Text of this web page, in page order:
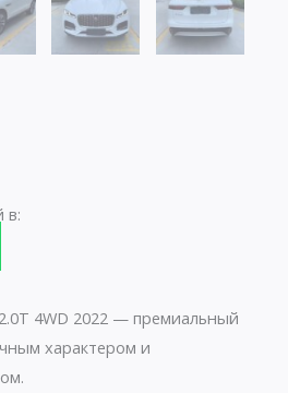
в:
2.0T 4WD 2022 — премиальный
характером и